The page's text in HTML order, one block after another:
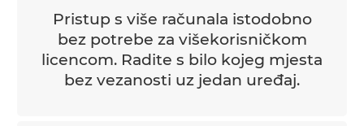
Pristup s više računala istodobno
bez potrebe za višekorisničkom
licencom. Radite s bilo kojeg mjesta
bez vezanosti uz jedan uređaj.